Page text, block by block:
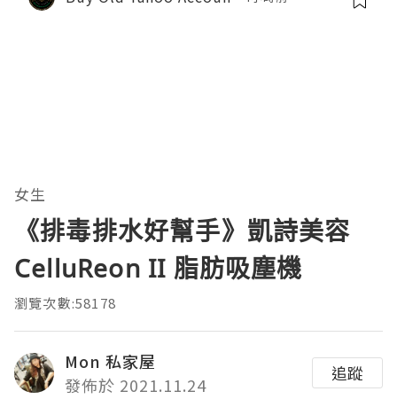
女生
《排毒排水好幫手》凱詩美容
CelluReon II 脂肪吸塵機
瀏覽次數:58178
Mon 私家屋
發佈於 2021.11.24
追蹤